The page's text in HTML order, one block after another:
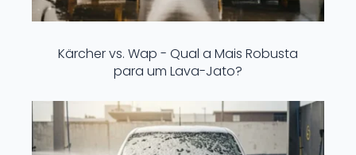
Kärcher vs. Wap - Qual a Mais Robusta
para um Lava-Jato?